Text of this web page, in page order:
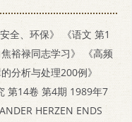
全、环保》
《语文 第1
焦裕禄同志学习》
《高频
分析与处理200例》
第14卷 第4期 1989年7
HERZEN ENDS